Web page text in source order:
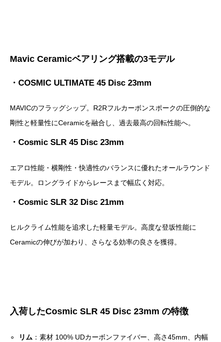
Mavic Ceramicベアリング搭載の3モデル
・COSMIC ULTIMATE 45 Disc 23mm
MAVICのフラッグシップ。R2Rフルカーボンスポークの圧倒的な
剛性と軽量性にCeramicを融合し、過去最高の回転性能へ。
・Cosmic SLR 45 Disc 23mm
エアロ性能・横剛性・快適性のバランスに優れたオールラウンド
モデル。ロングライドからレースまで幅広く対応。
・Cosmic SLR 32 Disc 21mm
ヒルクライム性能を追求した軽量モデル。高度な登坂性能に
Ceramicの伸びが加わり、さらなる効率の良さを獲得。
入荷したCosmic SLR 45 Disc 23mm の特徴
リム ：素材 100% UDカーボンファイバー、高さ45mm、内幅